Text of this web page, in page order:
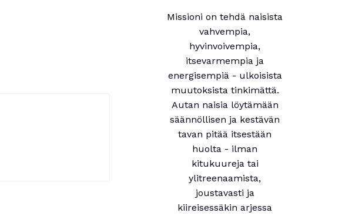
Missioni on tehdä naisista
vahvempia,
hyvinvoivempia,
itsevarmempia ja
energisempiä - ulkoisista
muutoksista tinkimättä.
Autan naisia löytämään
säännöllisen ja kestävän
tavan pitää itsestään
huolta - ilman
kitukuureja tai
ylitreenaamista,
joustavasti ja
kiireisessäkin arjessa